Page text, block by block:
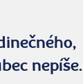
nepíše.